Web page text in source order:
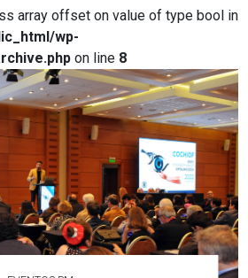
array offset on value of type bool in
wp-
on line 8